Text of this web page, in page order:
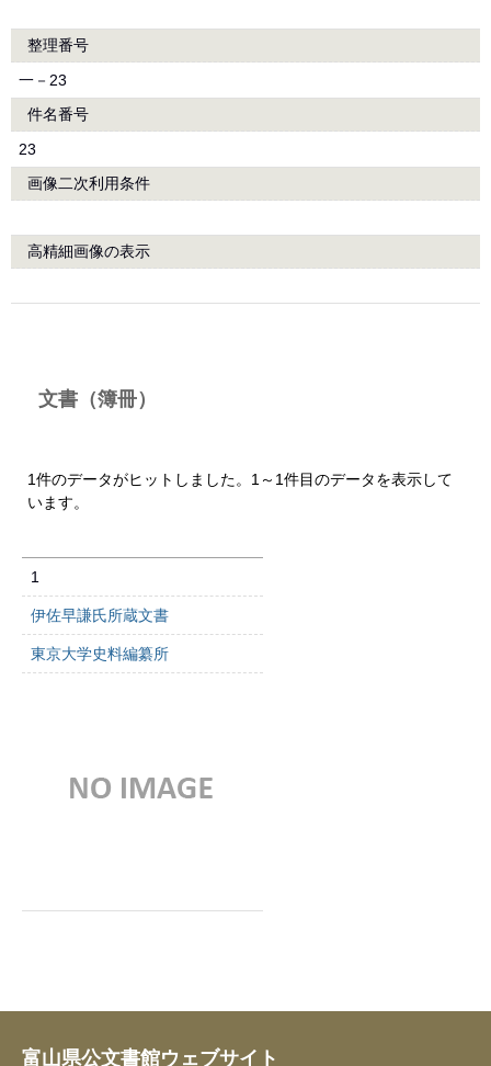
整理番号
一－23
件名番号
23
画像二次利用条件
高精細画像の表示
文書（簿冊）
1件のデータがヒットしました。1～1件目のデータを表示して
います。
1
伊佐早謙氏所蔵文書
東京大学史料編纂所
富山県公文書館ウェブサイト